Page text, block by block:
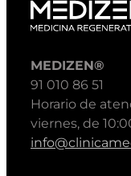
MEDIZEN®
91 010 86 51
Horario de
viernes, de